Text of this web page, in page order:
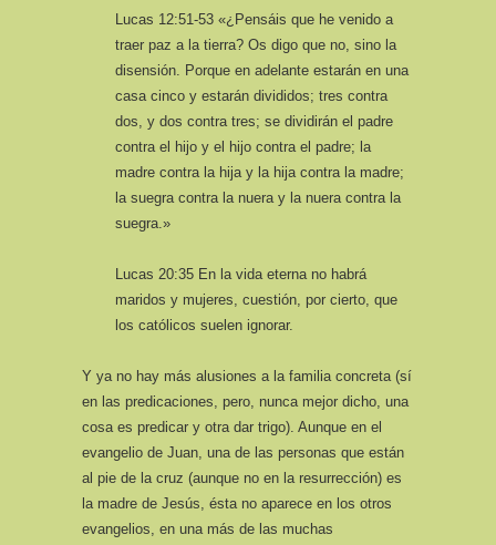
Lucas 12:51-53 «¿Pensáis que he venido a
traer paz a la tierra? Os digo que no, sino la
disensión. Porque en adelante estarán en una
casa cinco y estarán divididos; tres contra
dos, y dos contra tres; se dividirán el padre
contra el hijo y el hijo contra el padre; la
madre contra la hija y la hija contra la madre;
la suegra contra la nuera y la nuera contra la
suegra.»
Lucas 20:35 En la vida eterna no habrá
maridos y mujeres, cuestión, por cierto, que
los católicos suelen ignorar.
Y ya no hay más alusiones a la familia concreta (sí
en las predicaciones, pero, nunca mejor dicho, una
cosa es predicar y otra dar trigo). Aunque en el
evangelio de Juan, una de las personas que están
al pie de la cruz (aunque no en la resurrección) es
la madre de Jesús, ésta no aparece en los otros
evangelios, en una más de las muchas